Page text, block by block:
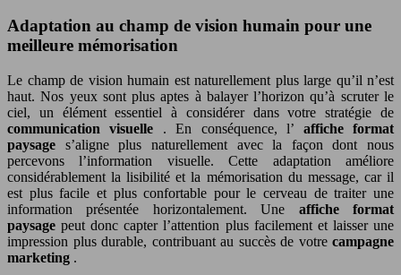
Adaptation au champ de vision humain pour une
meilleure mémorisation
Le champ de vision humain est naturellement plus large qu’il n’est
haut. Nos yeux sont plus aptes à balayer l’horizon qu’à scruter le
ciel, un élément essentiel à considérer dans votre stratégie de
communication visuelle . En conséquence, l’ affiche format
paysage s’aligne plus naturellement avec la façon dont nous
percevons l’information visuelle. Cette adaptation améliore
considérablement la lisibilité et la mémorisation du message, car il
est plus facile et plus confortable pour le cerveau de traiter une
information présentée horizontalement. Une affiche format
paysagepeut donc capter l’attention plus facilement et laisser une
impression plus durable, contribuant au succès de votre campagne
marketing .